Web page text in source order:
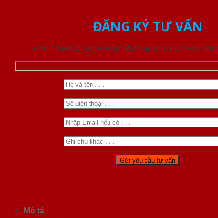
ĐĂNG KÝ TƯ VẤN
Liên hệ với chúng tôi để nhận được tư vấn chi tiết
Mô tả